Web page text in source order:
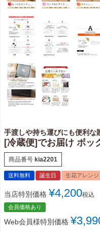
手渡しや持ち運びにも便利な
[冷蔵便]でお届け ボ
商品番号 kia2201
送料無料 誕生日 生花アレンジ
当店特別価格 ¥4,200税込
会員価格あり
Web会員様特別価格 ¥